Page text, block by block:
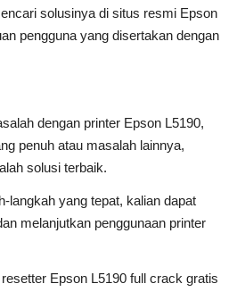
solusinya di situs resmi Epson
pengguna yang disertakan dengan
dengan printer Epson L5190,
penuh atau masalah lainnya,
solusi terbaik.
langkah yang tepat, kalian dapat
melanjutkan penggunaan printer
Epson L5190 full crack gratis